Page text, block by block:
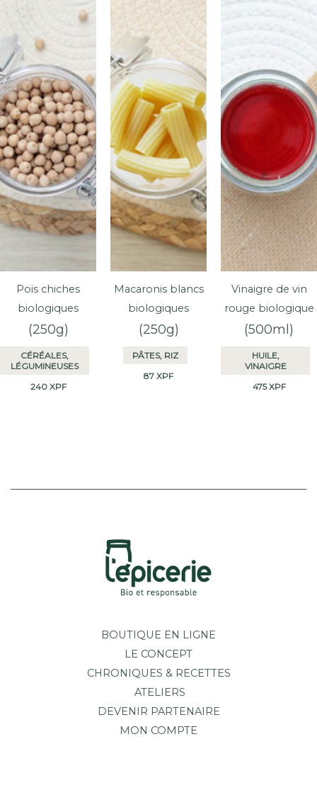
pour
1,5
volume
d’eau.
Faire
bouillir
pendant
10minutes,
puis
couvrir
pour
et
laisser
gonfler.
le
quinoa
Pois chiches
biologiques
(250g)
CÉRÉALES,
LÉGUMINEUSES
240 XPF
Macaronis blancs
biologiques
(250g)
PÂTES, RIZ
87 XPF
Vinaigre de vin
rouge biologique
(500ml)
HUILE,
VINAIGRE
475XPF
BOUTIQUE EN LIGNE
LE CONCEPT
CHRONIQUES & RECETTES
ATELIERS
DEVENIR PARTENAIRE
MON COMPTE